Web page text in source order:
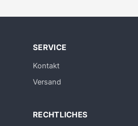
SERVICE
Kontakt
Versand
RECHTLICHES